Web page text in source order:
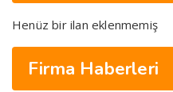
Henüz bir ilan eklenmemiş
Firma Haberleri